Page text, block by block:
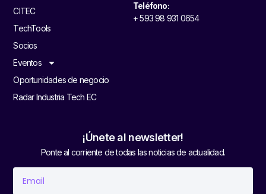
CITEC
TechTools
Socios
Eventos
Oportunidades de negocio
Radar Industria Tech EC
Teléfono:
+ 593 98 931 0654
¡Únete al newsletter!
Ponte al corriente de todas las noticias de actualidad.